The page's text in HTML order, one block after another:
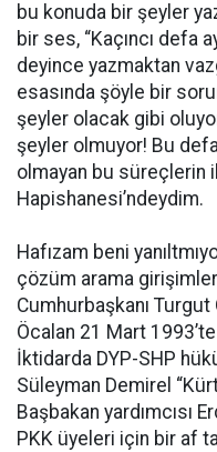
bu konuda bir şeyler
bir ses, “Kaçıncı defa
deyince yazmaktan
esasında şöyle bir
şeyler olacak gibi
şeyler olmuyor! Bu
olmayan bu süreçlerin
Hapishanesi’ndeydim.
Hafızam beni
çözüm arama
Cumhurbaşkanı Turgut
Öcalan 21 Mart
İktidarda DYP-SHP
Süleyman Demirel
Başbakan yardımcısı
PKK üyeleri için bir af